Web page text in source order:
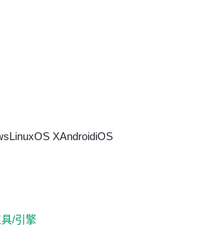
LinuxOS XAndroidiOS
/引擎